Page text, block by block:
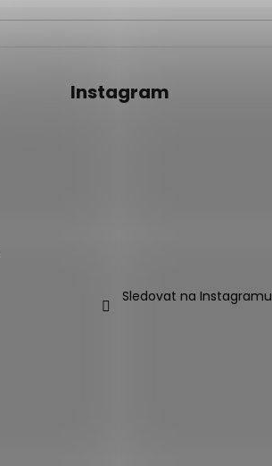
Instagram
Sledovat na Instagramu